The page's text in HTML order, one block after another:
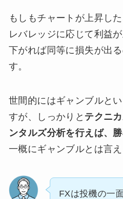
もしもチャートが上昇し
レバレッジに応じて利益
下がれば同等に損失が出
す。
世間的にはギャンブルと
すが、しっかりと テクニ
ンタルズ分析を行えば、
一概にギャンブルとは言え
FXは投機の一